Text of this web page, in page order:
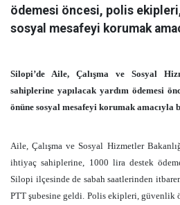
ödemesi öncesi, polis
sosyal mesafeyi korumak
Silopi’de Aile, Çalışma ve Sosyal
sahiplerine yapılacak yardım ödemesi
önüne sosyal mesafeyi korumak amacıyla
Aile, Çalışma ve Sosyal Hizmetler
ihtiyaç sahiplerine, 1000 lira destek
Silopi ilçesinde de sabah saatlerinden
PTT şubesine geldi. Polis ekipleri, güvenlik